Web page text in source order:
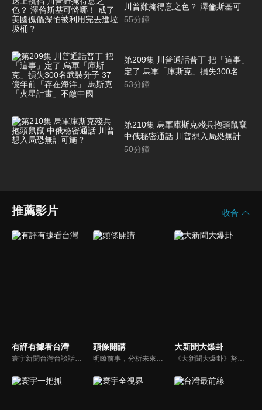
川普難掩得意之色？ 澤倫斯基可憐
哪！ 成了美國傀儡深怕被利用完丟
55分鐘
第209集 川普通話普丁 把「這事」
定了 烏軍「庫斯克」損失300名武
裝分子 37億年前「存在海洋」 馬
53分鐘
第210集 烏軍庫斯克殘兵抱頭鼠竄
中俄秘密通話 川普想入局恐無計可
施？
50分鐘
推薦影片 收合
有評有據看台灣 頭條開講 大新聞大爆卦